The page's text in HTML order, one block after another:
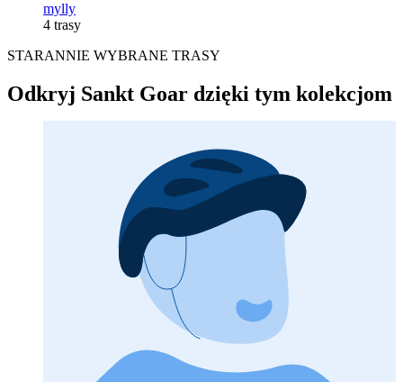
mylly
4 trasy
STARANNIE WYBRANE TRASY
Odkryj Sankt Goar dzięki tym kolekcjom